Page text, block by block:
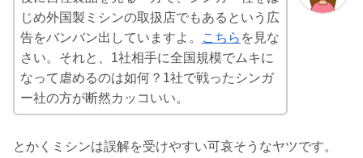
じめ外国製ミシンの取扱店でもあるという広
告をバンバン出していますよ。
こちら を見な
さい。それと、1社相手に全国規模でムキに
なって虐めるのは如何？1社で戦ったシンガ
ー社の方が断然カッコいい。
とかくミシンは誤解を受けやすい可哀そうなヤツです。